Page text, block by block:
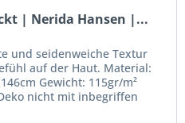
| Nerida Hansen |...
und seidenweiche Textur
auf der Haut. Material:
Gewicht: 115gr/m²
nicht mit inbegriffen